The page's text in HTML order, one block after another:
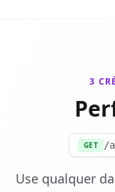
3
GET /
Use qualquer